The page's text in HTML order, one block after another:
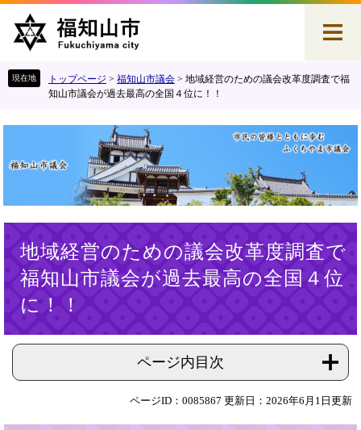
す
し
本
トップページ > 福知山市議会 > 地域経営のための議会改革度調査で福
知山市議会が過去最高の全国４位に！！
地域経営のための議会改革度調査で
福知山市議会が過去最高の全国４位
に！！
ページ内目次
ページID：0085867 更新日：2026年6月1日更新